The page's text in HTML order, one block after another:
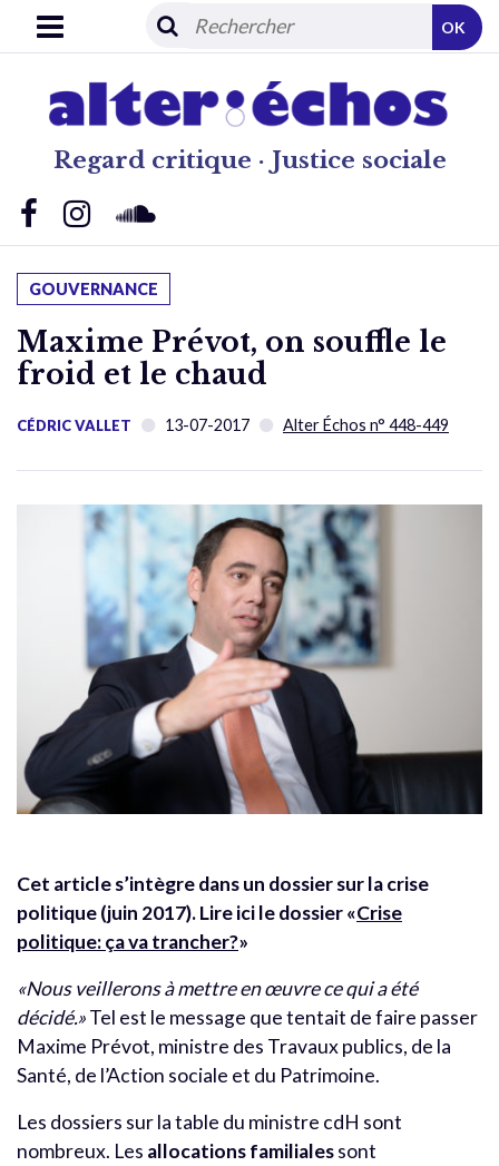
Regard critique · Justice sociale
OK
GOUVERNANCE
Maxime Prévot, on souffle le
froid et le chaud
CÉDRIC VALLET 13-07-2017 Alter Échos n° 448-449
Cet article s’intègre dans un dossier sur la crise
politique (juin 2017). Lire ici le dossier «Crise
politique: ça va trancher?»
«Nous veillerons à mettre en œuvre ce qui a été
décidé.»Tel est le message que tentait de faire passer
Maxime Prévot, ministre des Travaux publics, de la
Santé, de l’Action sociale et du Patrimoine.
Les dossiers sur la table du ministre cdH sont
nombreux. Les allocations familialessont